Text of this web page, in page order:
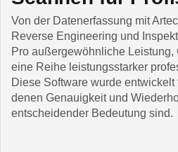
Von der Datenerfassung mit
Reverse Engineering und
Pro außergewöhnliche Leistung,
eine Reihe leistungsstarker
Diese Software wurde
denen Genauigkeit und
entscheidender Bedeutung sind.